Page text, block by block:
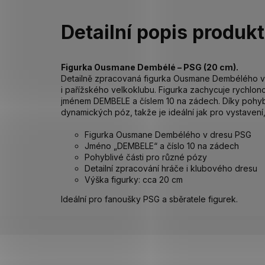
Detailní popis
Figurka Ousmane Dembélé – PSG (20 cm).
Detailně zpracovaná figurka Ousmane Dembélého
i pařížského velkoklubu. Figurka zachycuje
jménem DEMBELE a číslem 10 na zádech. Díky
dynamických póz, takže je ideální jak pro
Figurka Ousmane Dembélého v dresu PSG
Jméno „DEMBELE“ a číslo 10 na zádech
Pohyblivé části pro různé pózy
Detailní zpracování hráče i klubového dresu
Výška figurky: cca 20 cm
Ideální pro fanoušky PSG a sběratele figurek.